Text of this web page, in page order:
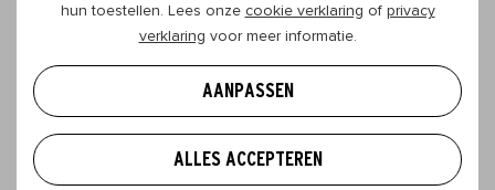
hun toestellen. Lees onze cookie verklaring of privacy
verklaring voor meer informatie.
AANPASSEN
ALLES ACCEPTEREN
Hoe je hond thuis entertainen? Opties
in overvloed!
Als baasje heb je tal van opties om bezig te blijven
tijdens een thuisvakantie. Je kunt flink beginnen
poetsen, maar je verdient natuurlijk ook